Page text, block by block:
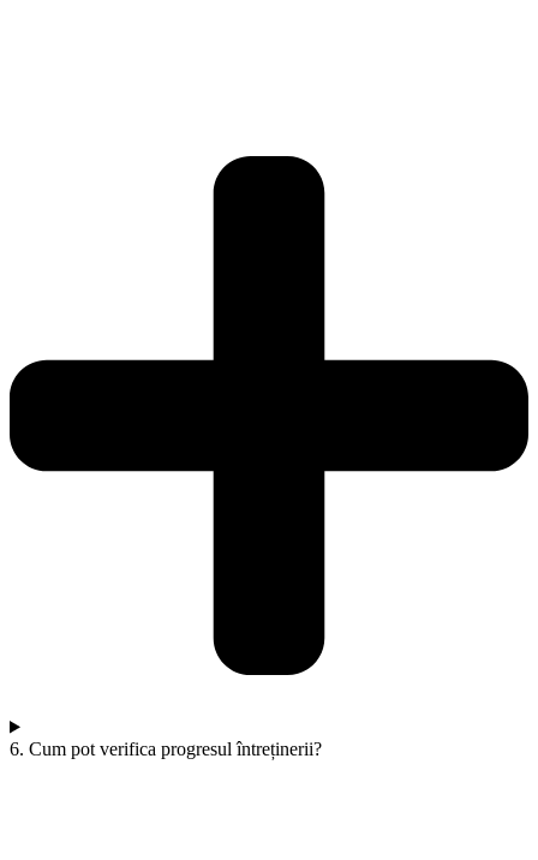
6. Cum pot verifica progresul întreținerii?